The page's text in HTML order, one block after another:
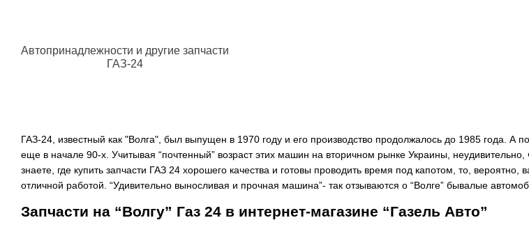
ГАЗ-24, известный как "Волга", был выпущен в 1970 году и его производство продолжалось до 1985 года.
еще в начале 90-х. Учитывая “почтенный” возраст этих машин на вторичном рынке Украины,
знаете, где купить запчасти ГАЗ 24 хорошего качества и готовы проводить время под капотом, то,
отличной работой. “Удивительно выносливая и прочная машина”- так отзываются о “Волге” бывалые
Запчасти на “Волгу” Газ 24 в интернет-магазине “Газель Авто”
Автопринадлежности и другие запчасти
ГАЗ-24